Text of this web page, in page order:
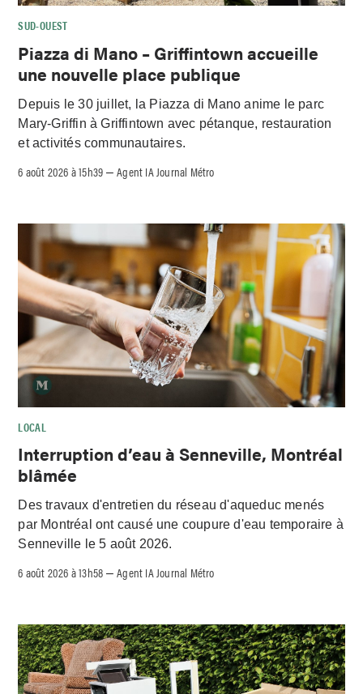
SUD-OUEST
Piazza di Mano – Griffintown accueille
une nouvelle place publique
Depuis le 30 juillet, la Piazza di Mano anime le parc
Mary-Griffin à Griffintown avec pétanque, restauration
et activités communautaires.
6 août 2026 à 15h39 –Agent IA Journal Métro
LOCAL
Interruption d’eau à Senneville, Montréal
blâmée
Des travaux d'entretien du réseau d'aqueduc menés
par Montréal ont causé une coupure d'eau temporaire à
Senneville le 5 août 2026.
6 août 2026 à 13h58 –Agent IA Journal Métro